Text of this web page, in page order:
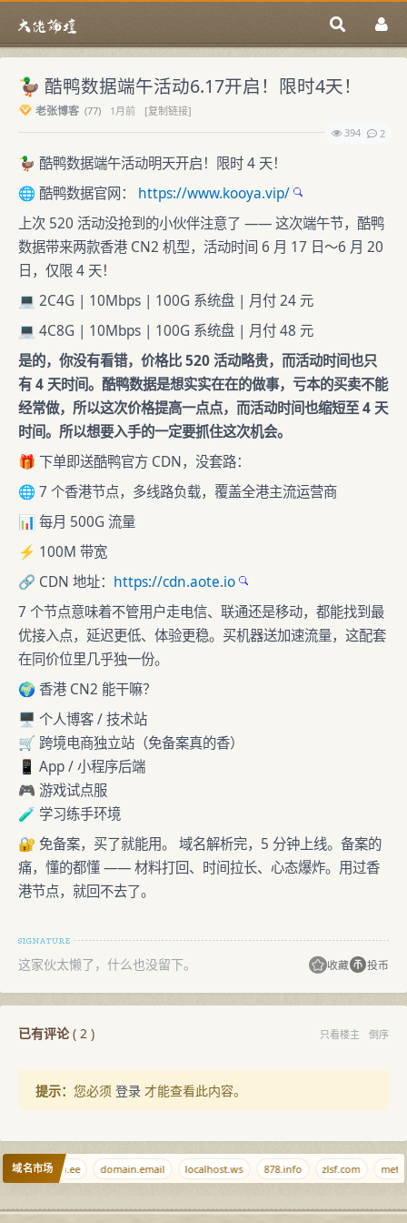
🦆 酷鸭数据端午活动6.17开启！限时4天！
老张博客 (77) 1月前
[复制链接]
394
2
🦆 酷鸭数据端午活动明天开启！限时 4 天！
🌐 酷鸭数据官网：
https://www.kooya.vip/
上次 520 活动没抢到的小伙伴注意了 —— 这次端午节，酷鸭
数据带来两款香港 CN2 机型，活动时间 6 月 17 日～6 月 20
日，仅限 4 天！
💻 2C4G | 10Mbps | 100G 系统盘 | 月付 24 元
💻 4C8G | 10Mbps | 100G 系统盘 | 月付 48 元
是的，你没有看错，价格比 520 活动略贵，而活动时间也只
有 4 天时间。酷鸭数据是想实实在在的做事，亏本的买卖不能
经常做，所以这次价格提高一点点，而活动时间也缩短至 4 天
时间。所以想要入手的一定要抓住这次机会。
🎁 下单即送酷鸭官方 CDN，没套路：
🌐 7 个香港节点，多线路负载，覆盖全港主流运营商
📊 每月 500G 流量
⚡ 100M 带宽
🔗 CDN 地址： https://cdn.aote.io
7 个节点意味着不管用户走电信、联通还是移动，都能找到最
优接入点，延迟更低、体验更稳。买机器送加速流量，这配套
在同价位里几乎独一份。
🌍 香港 CN2 能干嘛？
🖥️ 个人博客 / 技术站
🛒 跨境电商独立站（免备案真的香）
📱 App / 小程序后端
🎮 游戏试点服
🧪 学习练手环境
🔐 免备案，买了就能用。 域名解析完，5 分钟上线。备案的
痛，懂的都懂 —— 材料打回、时间拉长、心态爆炸。用过香
港节点，就回不去了。
这家伙太懒了，什么也没留下。 收藏 投币
已有评论( 2 ) 只看楼主 倒序
提示： 您必须 登录 才能查看此内容。
域名市场ciyuan.ee domain.email localhost.ws 878.info zlsf.com